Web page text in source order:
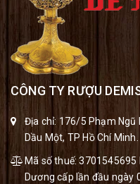
CÔNG TY RƯỢU
Địa chỉ: 176/5 Phạm Ngũ
Dầu Một, TP Hồ Chí Minh.
Mã số thuế: 3701545695
Dương cấp lần đầu